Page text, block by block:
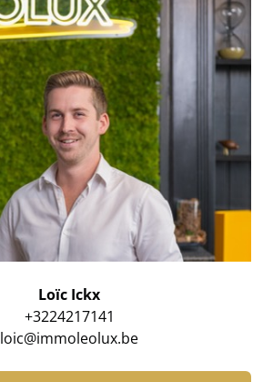
Loïc Ickx
+3224217141
loic@immoleolux.be